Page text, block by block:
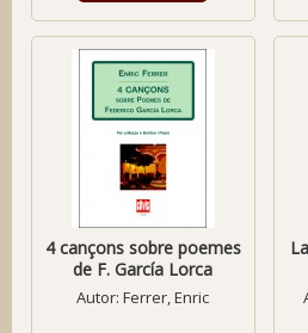
4 cançons sobre poemes
de F. García Lorca
Autor:Ferrer, Enric